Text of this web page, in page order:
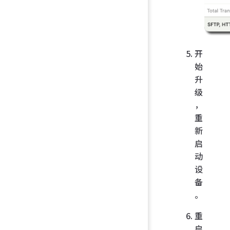
开
始
升
级
，
重
新
启
动
设
备
。
重